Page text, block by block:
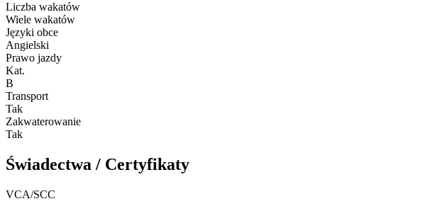
Liczba wakatów
Wiele wakatów
Języki obce
Angielski
Prawo jazdy
Kat.
B
Transport
Tak
Zakwaterowanie
Tak
Świadectwa / Certyfikaty
VCA/SCC